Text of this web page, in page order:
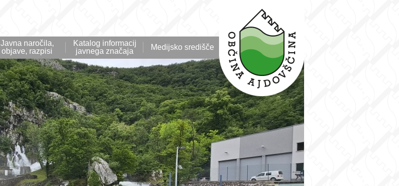
Javna naročila,
objave, razpisi
Katalog informacij
javnega značaja
Medijsko središče